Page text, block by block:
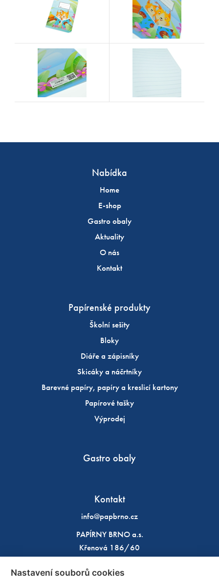
Nabídka
Home
E-shop
Gastro obaly
Aktuality
O nás
Kontakt
Papírenské produkty
Školní sešity
Bloky
Diáře a zápisníky
Skicáky a náčrtníky
Barevné papíry, papíry a kreslicí kartony
Papírové tašky
Výprodej
Gastro obaly
Kontakt
info@papbrno.cz
PAPÍRNY BRNO a.s.
Křenová 186/60
IČO: 49970933
Nastavení souborů cookies